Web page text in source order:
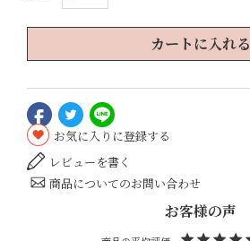
カートに入れる
お気に入りに登録する
レビューを書く
商品についてのお問い合わせ